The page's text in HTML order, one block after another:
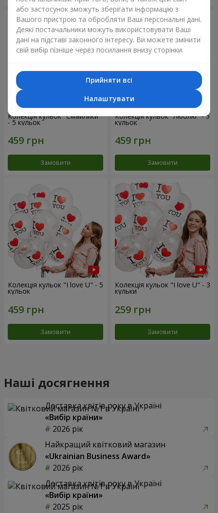
Колекція кульок "Смайлики"
- 5 кульок
Замовити
Колекція кульок "Люблю" - 5
кульок
Замовити
Колекція кульок "I love U" - 5
кульок
Замовити
Колекція кульок "I love U" - 3
кульки
Замовити
Наші досягнення
Доставка квітів року в Україні
«Вибір країни»
2026 рік
Найкращий квітковий магазин
«Ukrainian Business Award»
2026 рік
Доставка квітів року в Україні
«Вибір країни»
2025 рік
або застосунок зможуть зберігати інформацію з
Вашого пристрою та обробляти Ваші персональні дані.
Деякі постачальники можуть використовувати Ваші
дані на підставі законного інтересу. Ви можете змінити
свій вибір пізніше через посилання внизу сторінки.
Прийняти всі
Налаштувати